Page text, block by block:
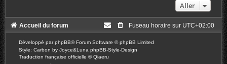
Aller
Accueil du forum Fuseau horaire sur UTC+02:00
Développé parphpBB® Forum Software © phpBB Limited
Style: Carbon by Joyce&Luna phpBB-Style-Design
Traduction française officielle ©Qiaeru